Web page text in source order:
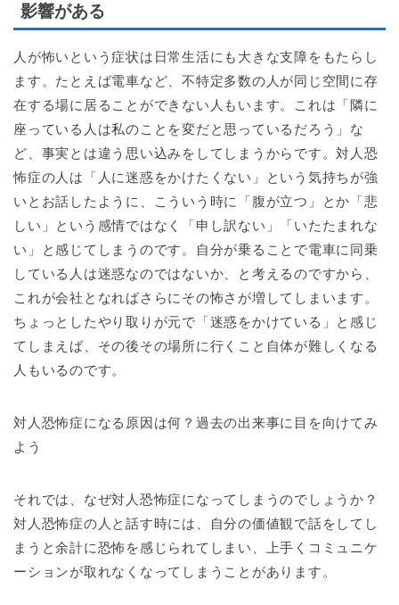
影響がある
人が怖いという症状は日常生活にも大きな支障をもたらし
ます。たとえば電車など、不特定多数の人が同じ空間に存
在する場に居ることができない人もいます。これは「隣に
座っている人は私のことを変だと思っているだろう」な
ど、事実とは違う思い込みをしてしまうからです。対人恐
怖症の人は「人に迷惑をかけたくない」という気持ちが強
いとお話したように、こういう時に「腹が立つ」とか「悲
しい」という感情ではなく「申し訳ない」「いたたまれな
い」と感じてしまうのです。自分が乗ることで電車に同乗
している人は迷惑なのではないか、と考えるのですから、
これが会社となればさらにその怖さが増してしまいます。
ちょっとしたやり取りが元で「迷惑をかけている」と感じ
てしまえば、その後その場所に行くこと自体が難しくなる
人もいるのです。
対人恐怖症になる原因は何？過去の出来事に目を向けてみ
よう
それでは、なぜ対人恐怖症になってしまうのでしょうか？
対人恐怖症の人と話す時には、自分の価値観で話をしてし
まうと余計に恐怖を感じられてしまい、上手くコミュニケ
ーションが取れなくなってしまうことがあります。